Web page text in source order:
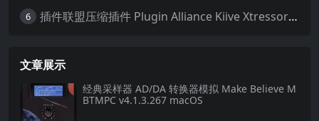
6 插件联盟压缩插件 Plugin Alliance Kiive Xtressor v1.0.1 WIN MAC
文章展示
经典采样器 AD/DA 转换器模拟 Make Believe M
BTMPC v4.1.3.267 macOS